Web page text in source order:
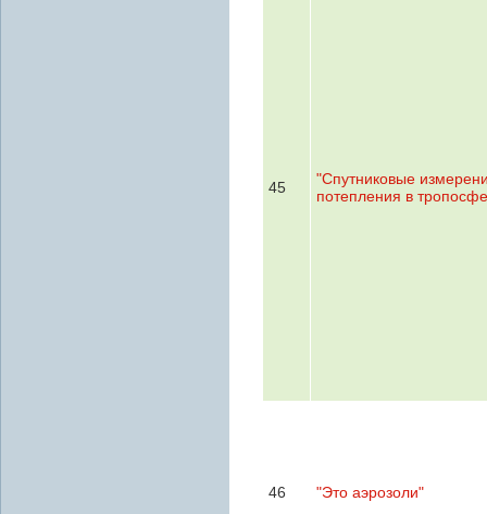
45
"Спутниковые
потепления в
46 "Это аэрозоли"